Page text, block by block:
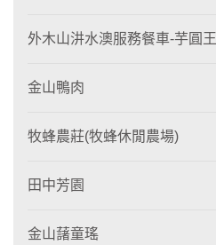
外木山汫水澳服務餐車-芋圓王
金山鴨肉
牧蜂農莊(牧蜂休閒農場)
田中芳園
金山藷童瑤